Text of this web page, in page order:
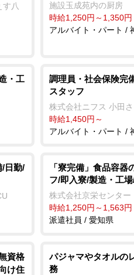
八
施設玉成苑内の厨房
時給1,250円～1,350円
アルバイト・パート /
・工
調理員・社会保険完
スタッフ
株式会社ニフス 小田
時給1,450円～
アルバイト・パート /
/日勤/
「寮完備」食品容器
フ/即入寮/製造・工
株式会社京栄センター
時給1,250円～1,563円
派遣社員 / 愛知県
資格
け住
パジャマやタオルの
務